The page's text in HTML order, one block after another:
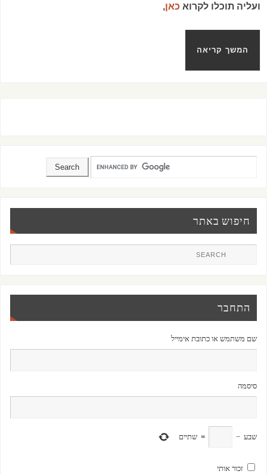
ועליה תוכלו לקרוא כאן,
המשך קריאה
חיפוש באתר
התחבר
שם משתמש או כתובת אימייל
סיסמה
שבע −
= שתיים
זכור אותי